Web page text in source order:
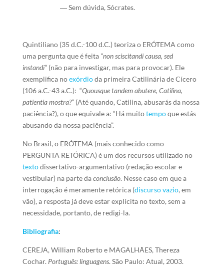
― Sem dúvida, Sócrates.
Quintiliano (35 d.C.-100 d.C.) teoriza o ERÓTEMA como
uma pergunta que é feita “non sciscitandi causa, sed
instandi”(não para investigar, mas para provocar). Ele
exemplifica noexórdioda primeira Catilinária de Cícero
(106 a.C.-43 a.C.): “Quousque tandem abutere, Catilina,
patientia mostra?” (Até quando, Catilina, abusarás da nossa
paciência?), o que equivale a: “Há muitotempoque estás
abusando da nossa paciência”.
No Brasil, o ERÓTEMA (mais conhecido como
PERGUNTA RETÓRICA) é um dos recursos utilizado no
textodissertativo-argumentativo (redação escolar e
vestibular) na parte daconclusão. Nesse caso em que a
interrogação é meramente retórica (discursovazio, em
vão), a resposta já deve estar explícita no texto, sem a
necessidade, portanto, de redigi-la.
Bibliografia:
CEREJA, William Roberto e MAGALHÃES, Thereza
Cochar. Português: linguagens. São Paulo: Atual, 2003.